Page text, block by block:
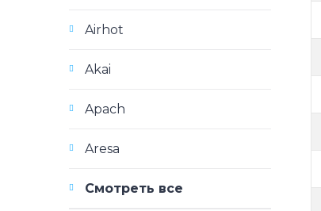
Airhot
Akai
Apach
Aresa
Смотреть все